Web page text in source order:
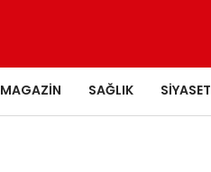
MAGAZIN SAĞLIK SIYASET